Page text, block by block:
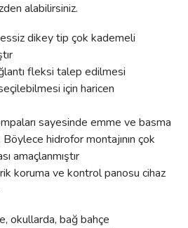
alabilirsiniz.
dikey tip çok kademeli
fleksi talep edilmesi
için haricen
sayesinde emme ve basma
Böylece hidrofor montajının çok
amaçlanmıştır
koruma ve kontrol panosu cihaz
okullarda, bağ bahçe